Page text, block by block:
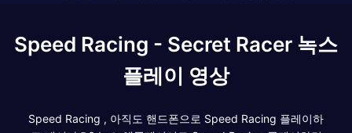
Speed Racing - Secret Racer 녹스
플레이 영상
Speed Racing , 아직도 핸드폰으로 Speed Racing 플레이하